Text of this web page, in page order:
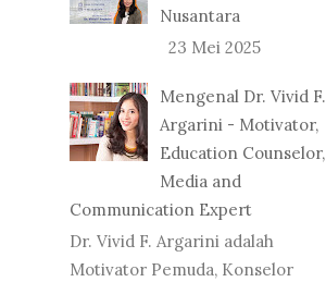
Nusantara
23 Mei 2025
Mengenal Dr. Vivid F.
Argarini - Motivator,
Education Counselor,
Media and
Communication Expert
Dr. Vivid F. Argarini adalah
Motivator Pemuda, Konselor